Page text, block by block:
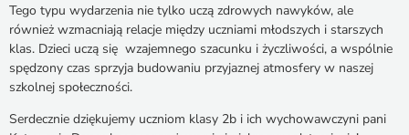
Tego typu wydarzenia nie tylko uczą zdrowych nawyków, ale
również wzmacniają relacje między uczniami młodszych i starszych
klas. Dzieci uczą się wzajemnego szacunku i życzliwości, a wspólnie
spędzony czas sprzyja budowaniu przyjaznej atmosfery w naszej
szkolnej społeczności.
Serdecznie dziękujemy uczniom klasy 2b i ich wychowawczyni pani